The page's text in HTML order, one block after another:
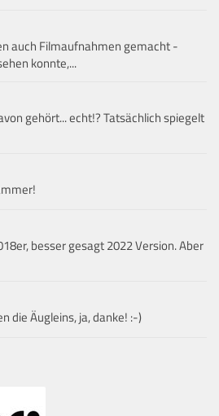
auch Filmaufnahmen gemacht -
konnte,...
gehört... echt!? Tatsächlich spiegelt
besser gesagt 2022 Version. Aber
die Äugleins, ja, danke! :-)